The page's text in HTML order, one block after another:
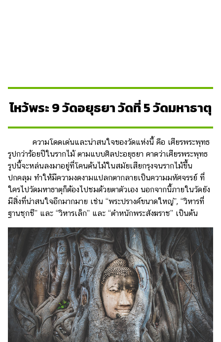
ไหว้พระ 9 วัดอยุธยา วัดที่ 5 วัดมหาธาตุ
ความโดดเด่นและน่าสนใจของวัดแห่งนี้ คือ เศียรพระพุทธ
รูปกว่าร้อยปีในรากไม้ ตามแบบศิลปะอยุธยา คาดว่าเศียรพระพุทธ
รูปนี้จะหล่นลงมาอยู่ที่โคนต้นไม้ในสมัยเสียกรุงจนรากไม้ขึ้น
ปกคลุม ทำให้มีความงดงามแปลกตากลายเป็นความมหัศจรรย์ ที่
ใครไปวัดมหาธาตุก็ต้องไปชมด้วยตาตัวเอง นอกจากนี้ภายในวัดยัง
มีสิ่งที่น่าสนใจอีกมากมาย เช่น “พระปรางค์ขนาดใหญ่”, “วิหารที่
ฐานชุกชี” และ “วิหารเล็ก” และ “ตำหนักพระสังฆราช” เป็นต้น